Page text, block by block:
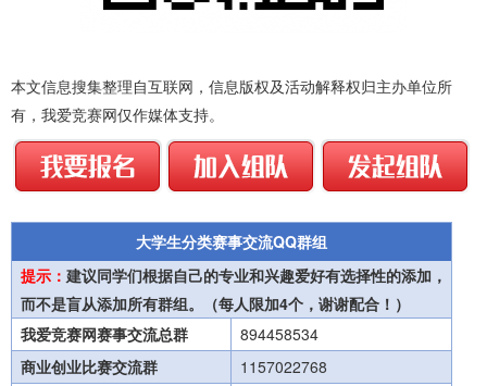
本文信息搜集整理自互联网，信息版权及活动解释权归主办单位所
有，我爱竞赛网仅作媒体支持。
大学生分类赛事交流QQ群组
提示： 建议同学们根据自己的专业和兴趣爱好有选择性的添加，
而不是盲从添加所有群组。（每人限加4个，谢谢配合！）
我爱竞赛网赛事交流总群
894458534
商业创业比赛交流群
1157022768